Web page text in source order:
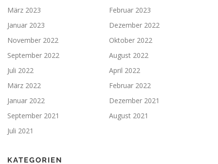
März 2023
Februar 2023
Januar 2023
Dezember 2022
November 2022
Oktober 2022
September 2022
August 2022
Juli 2022
April 2022
März 2022
Februar 2022
Januar 2022
Dezember 2021
September 2021
August 2021
Juli 2021
KATEGORIEN